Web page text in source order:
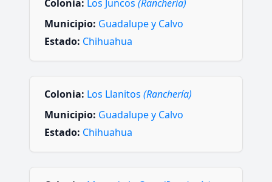
Colonia: Los Juncos (Ranchería)
Municipio: Guadalupe y Calvo
Estado: Chihuahua
Colonia: Los Llanitos (Ranchería)
Municipio: Guadalupe y Calvo
Estado: Chihuahua